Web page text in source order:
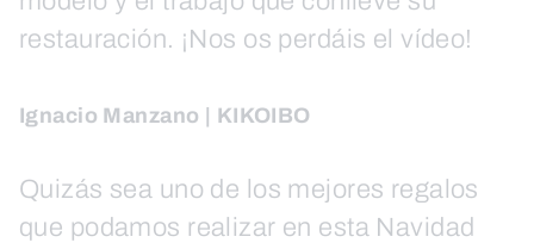
restauración. ¡Nos os perdáis el vídeo!
Ignacio Manzano | KIKOIBO
Quizás sea uno de los mejores regalos
que podamos realizar en esta Navidad